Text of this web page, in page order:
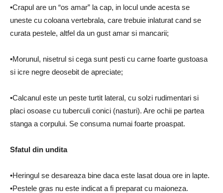
•Crapul are un “os amar” la cap, in locul unde acesta se
uneste cu coloana vertebrala, care trebuie inlaturat cand se
curata pestele, altfel da un gust amar si mancarii;
•Morunul, nisetrul si cega sunt pesti cu carne foarte gustoasa
si icre negre deosebit de apreciate;
•Calcanul este un peste turtit lateral, cu solzi rudimentari si
placi osoase cu tuberculi conici (nasturi). Are ochii pe partea
stanga a corpului. Se consuma numai foarte proaspat.
Sfatul din undita
•Heringul se desareaza bine daca este lasat doua ore in lapte.
•Pestele gras nu este indicat a fi preparat cu maioneza.